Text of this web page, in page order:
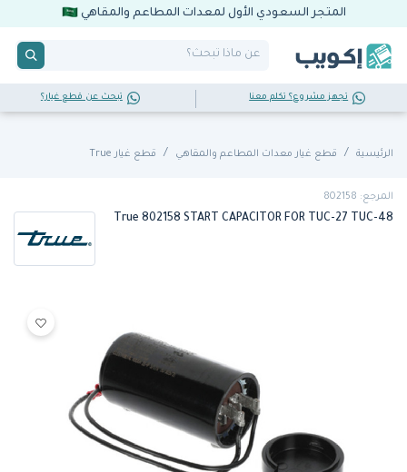
المتجر السعودي الأول لمعدات المطاعم والمقاهي
تجهز مشروع؟ تكلم معنا تبحث عن قطع غيار؟
الرئيسية قطع غيار معدات المطاعم والمقاهي قطع غيار True
المرجع: 802158
True 802158 START CAPACITOR FOR TUC-27 TUC-48